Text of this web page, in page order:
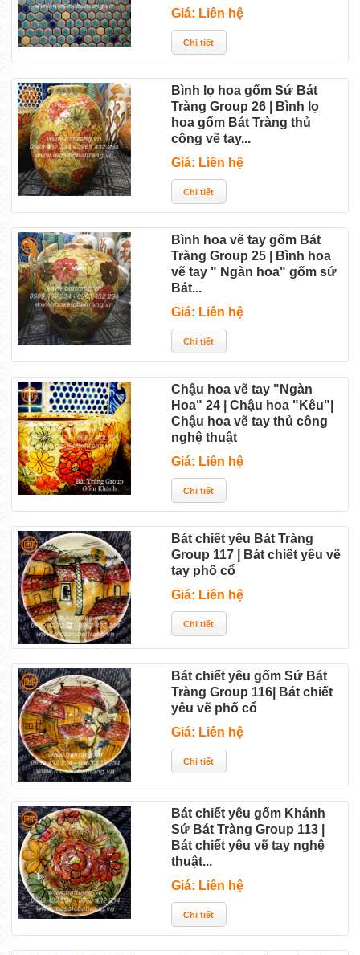
Giá: Liên hệ
Bình lọ hoa gốm Sứ Bát
Tràng Group 26 | Bình lọ
hoa gốm Bát Tràng thủ
công vẽ tay...
Giá: Liên hệ
Bình hoa vẽ tay gốm Bát
Tràng Group 25 | Bình hoa
vẽ tay " Ngàn hoa" gốm sứ
Bát...
Giá: Liên hệ
Chậu hoa vẽ tay "Ngàn
Hoa" 24 | Chậu hoa "Kêu"|
Chậu hoa vẽ tay thủ công
nghệ thuật
Giá: Liên hệ
Bát chiết yêu Bát Tràng
Group 117 | Bát chiết yêu vẽ
tay phố cổ
Giá: Liên hệ
Bát chiết yêu gốm Sứ Bát
Tràng Group 116| Bát chiết
yêu vẽ phố cổ
Giá: Liên hệ
Bát chiết yêu gốm Khánh
Sứ Bát Tràng Group 113 |
Bát chiết yêu vẽ tay nghệ
thuật...
Giá: Liên hệ